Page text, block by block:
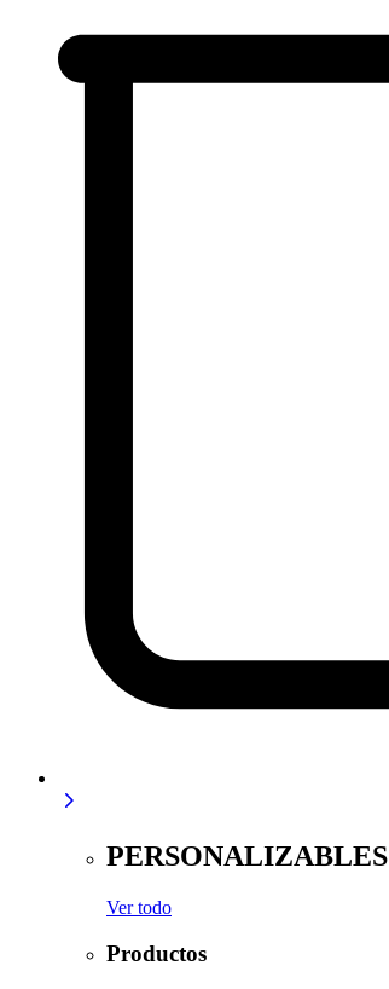
PERSONALIZABLES
Ver todo
Productos